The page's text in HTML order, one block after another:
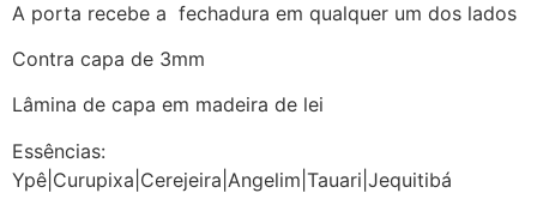
A porta recebe a fechadura em qualquer um dos lados
Contra capa de 3mm
Lâmina de capa em madeira de lei
Essências:
Ypê|Curupixa|Cerejeira|Angelim|Tauari|Jequitibá